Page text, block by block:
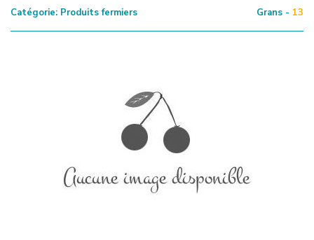
Catégorie: Produits fermiers Grans - 13